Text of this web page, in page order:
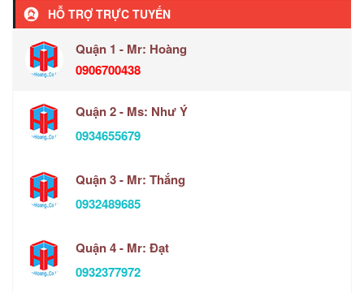
HỖ TRỢ TRỰC TUYẾN
Quận 1 - Mr: Hoàng
0906700438
Quận 2 - Ms: Như Ý
0934655679
Quận 3 - Mr: Thắng
0932489685
Quận 4 - Mr: Đạt
0932377972